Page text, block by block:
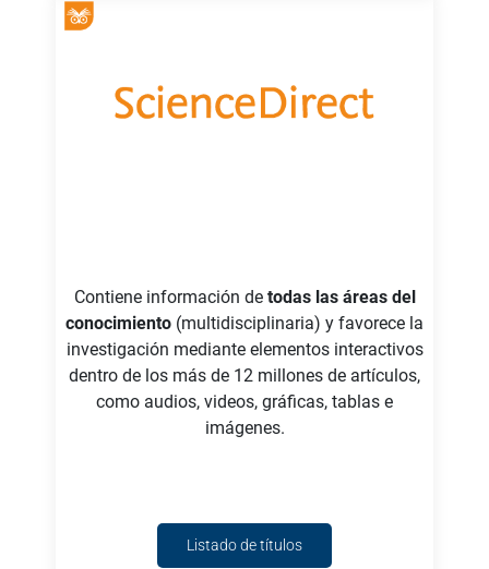
Contiene información de todas las áreas del
conocimiento (multidisciplinaria) y favorece la
investigación mediante elementos interactivos
dentro de los más de 12 millones de artículos,
como audios, videos, gráficas, tablas e
imágenes.
Listado de títulos